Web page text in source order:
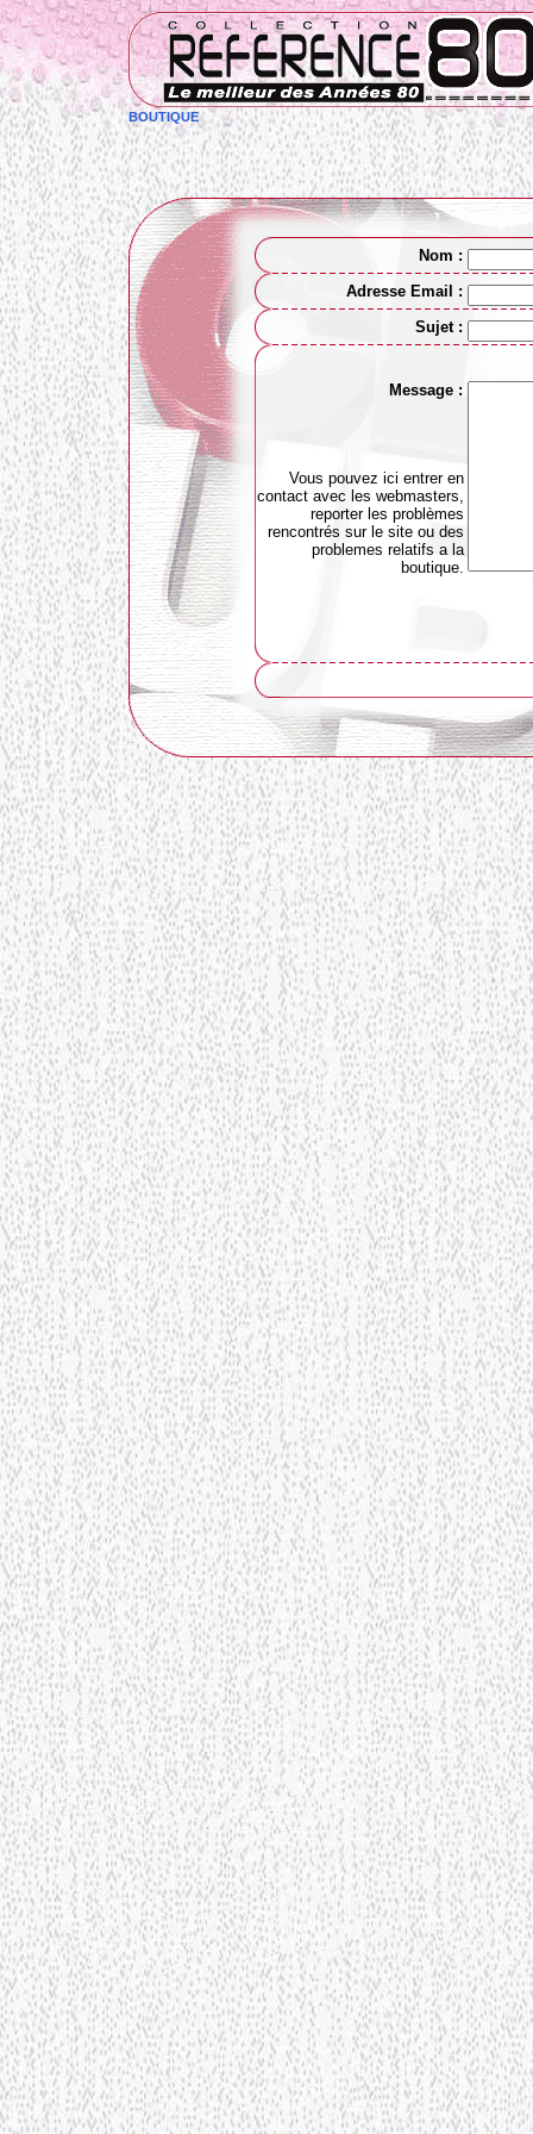
BOUTIQUE
Nom :
Adresse Email :
Sujet :
Message :
Vous pouvez ici entrer en
contact avec les webmasters,
reporter les problèmes
rencontrés sur le site ou des
problemes relatifs a la
boutique.